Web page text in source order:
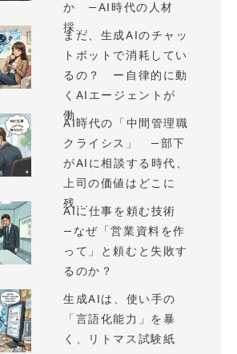
か —AI時代の人材
採...
まだ、生成AIのチャッ
トボットで消耗してい
るの？ ー自律的に動
くAIエージェントが
働...
AI時代の「中間管理職
クライシス」 —部下
がAIに相談する時代、
上司の価値はどこに
残...
AIに仕事を頼む技術
—なぜ「営業資料を作
って」と頼むと失敗す
るのか？
生成AIは、使い手の
「言語化能力」を暴
く、リトマス試験紙